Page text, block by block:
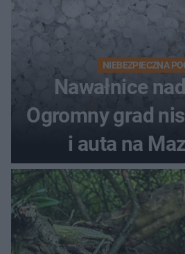
NIEBEZPIECZNA
Nawałnice
Ogromny grad
i auta na